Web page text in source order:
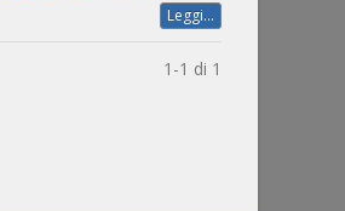
Leggi...
1-1 di 1